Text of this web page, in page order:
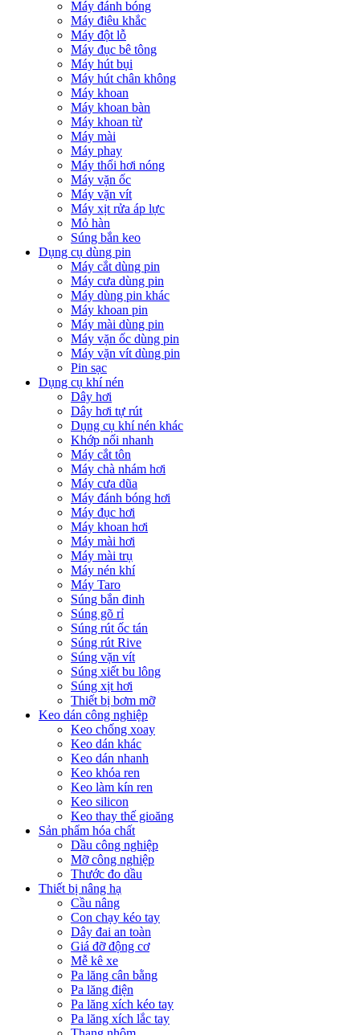
Máy đánh bóng
Máy điêu khắc
Máy đột lỗ
Máy đục bê tông
Máy hút bụi
Máy hút chân không
Máy khoan
Máy khoan bàn
Máy khoan từ
Máy mài
Máy phay
Máy thổi hơi nóng
Máy vặn ốc
Máy vặn vít
Máy xịt rửa áp lực
Mỏ hàn
Súng bắn keo
Dụng cụ dùng pin
Máy cắt dùng pin
Máy cưa dùng pin
Máy dùng pin khác
Máy khoan pin
Máy mài dùng pin
Máy vặn ốc dùng pin
Máy vặn vít dùng pin
Pin sạc
Dụng cụ khí nén
Dây hơi
Dây hơi tự rút
Dụng cụ khí nén khác
Khớp nối nhanh
Máy cắt tôn
Máy chà nhám hơi
Máy cưa dũa
Máy đánh bóng hơi
Máy đục hơi
Máy khoan hơi
Máy mài hơi
Máy mài trụ
Máy nén khí
Máy Taro
Súng bắn đinh
Súng gõ rỉ
Súng rút ốc tán
Súng rút Rive
Súng vặn vít
Súng xiết bu lông
Súng xịt hơi
Thiết bị bơm mỡ
Keo dán công nghiệp
Keo chống xoay
Keo dán khác
Keo dán nhanh
Keo khóa ren
Keo làm kín ren
Keo silicon
Keo thay thế gioăng
Sản phẩm hóa chất
Dầu công nghiệp
Mỡ công nghiệp
Thước đo dầu
Thiết bị nâng hạ
Cầu nâng
Con chạy kéo tay
Dây đai an toàn
Giá đỡ động cơ
Mễ kê xe
Pa lăng cân bằng
Pa lăng điện
Pa lăng xích kéo tay
Pa lăng xích lắc tay